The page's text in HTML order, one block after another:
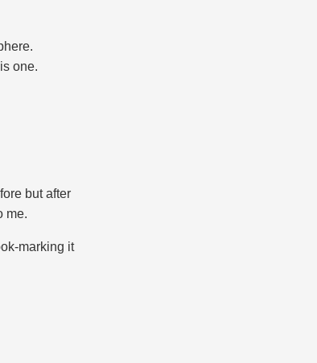
one.
but after
me.
marking it